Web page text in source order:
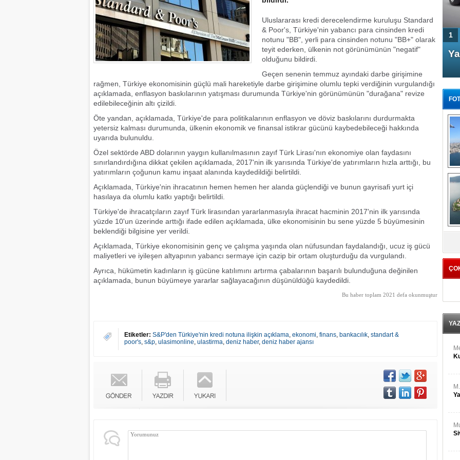
Uluslararası kredi derecelendirme kuruluşu Standard
& Poor's, Türkiye'nin yabancı para cinsinden kredi
notunu "BB", yerli para cinsinden notunu "BB+" olarak
teyit ederken, ülkenin not görünümünün "negatif"
olduğunu bildirdi.
Geçen senenin temmuz ayındaki darbe girişimine
rağmen, Türkiye ekonomisinin güçlü mali hareketiyle darbe girişimine olumlu tepki verdiğinin vurgulandığı
açıklamada, enflasyon baskılarının yatışması durumunda Türkiye'nin görünümünün "durağana" revize
edilebileceğinin altı çizildi.
Öte yandan, açıklamada, Türkiye'de para politikalarının enflasyon ve döviz baskılarını durdurmakta
yetersiz kalması durumunda, ülkenin ekonomik ve finansal istikrar gücünü kaybedebileceği hakkında
uyarıda bulunuldu.
Özel sektörde ABD dolarının yaygın kullanılmasının zayıf Türk Lirası'nın ekonomiye olan faydasını
sınırlandırdığına dikkat çekilen açıklamada, 2017'nin ilk yarısında Türkiye'de yatırımların hızla arttığı, bu
yatırımların çoğunun kamu inşaat alanında kaydedildiği belirtildi.
Açıklamada, Türkiye'nin ihracatının hemen hemen her alanda güçlendiği ve bunun gayrisafi yurt içi
hasılaya da olumlu katkı yaptığı belirtildi.
Türkiye'de ihracatçıların zayıf Türk lirasından yararlanmasıyla ihracat hacminin 2017'nin ilk yarısında
yüzde 10'un üzerinde arttığı ifade edilen açıklamada, ülke ekonomisinin bu sene yüzde 5 büyümesinin
beklendiği bilgisine yer verildi.
Açıklamada, Türkiye ekonomisinin genç ve çalışma yaşında olan nüfusundan faydalandığı, ucuz iş gücü
maliyetleri ve iyileşen altyapının yabancı sermaye için cazip bir ortam oluşturduğu da vurgulandı.
Ayrıca, hükümetin kadınların iş gücüne katılımını artırma çabalarının başarılı bulunduğuna değinilen
açıklamada, bunun büyümeye yararlar sağlayacağının düşünüldüğü kaydedildi.
Bu haber toplam 2021 defa okunmuştur
Etiketler: S&P'den Türkiye'nin kredi notuna ilişkin açıklama, ekonomi, finans, bankacılık, standart &
poor's, s&p, ulasimonline, ulastirma, deniz haber, deniz haber ajansı
4 Kapılı AMG GT Coupe
Türkiye'de satışa çıktı
1